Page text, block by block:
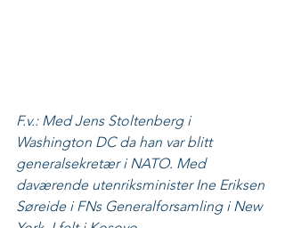
F.v.: Med Jens Stoltenberg i
Washington DC da han var blitt
generalsekretær i NATO. Med
daværende utenriksminister Ine Eriksen
Søreide i FNs Generalforsamling i New